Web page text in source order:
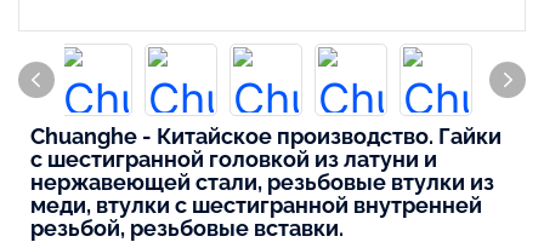
Chuanghe - Китайское производство. Гайки
с шестигранной головкой из латуни и
нержавеющей стали, резьбовые втулки из
меди, втулки с шестигранной внутренней
резьбой, резьбовые вставки.